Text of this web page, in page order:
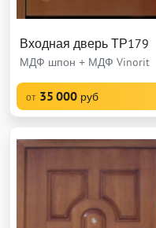
Входная дверь ТР179
МДФ шпон + МДФ Vinorit
от 35 000 руб